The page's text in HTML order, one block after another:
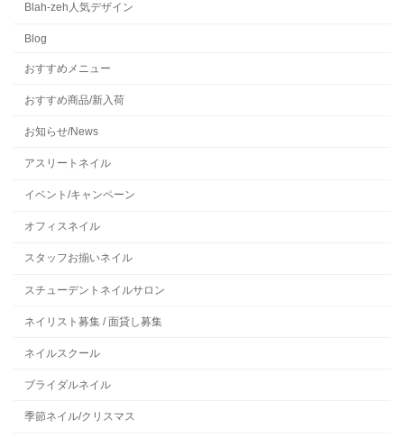
Blah-zeh人気デザイン
Blog
おすすめメニュー
おすすめ商品/新入荷
お知らせ/News
アスリートネイル
イベント/キャンペーン
オフィスネイル
スタッフお揃いネイル
スチューデントネイルサロン
ネイリスト募集 / 面貸し募集
ネイルスクール
ブライダルネイル
季節ネイル/クリスマス